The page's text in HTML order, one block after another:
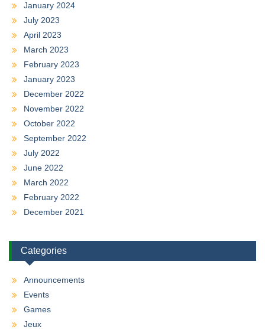
January 2024
July 2023
April 2023
March 2023
February 2023
January 2023
December 2022
November 2022
October 2022
September 2022
July 2022
June 2022
March 2022
February 2022
December 2021
Categories
Announcements
Events
Games
Jeux